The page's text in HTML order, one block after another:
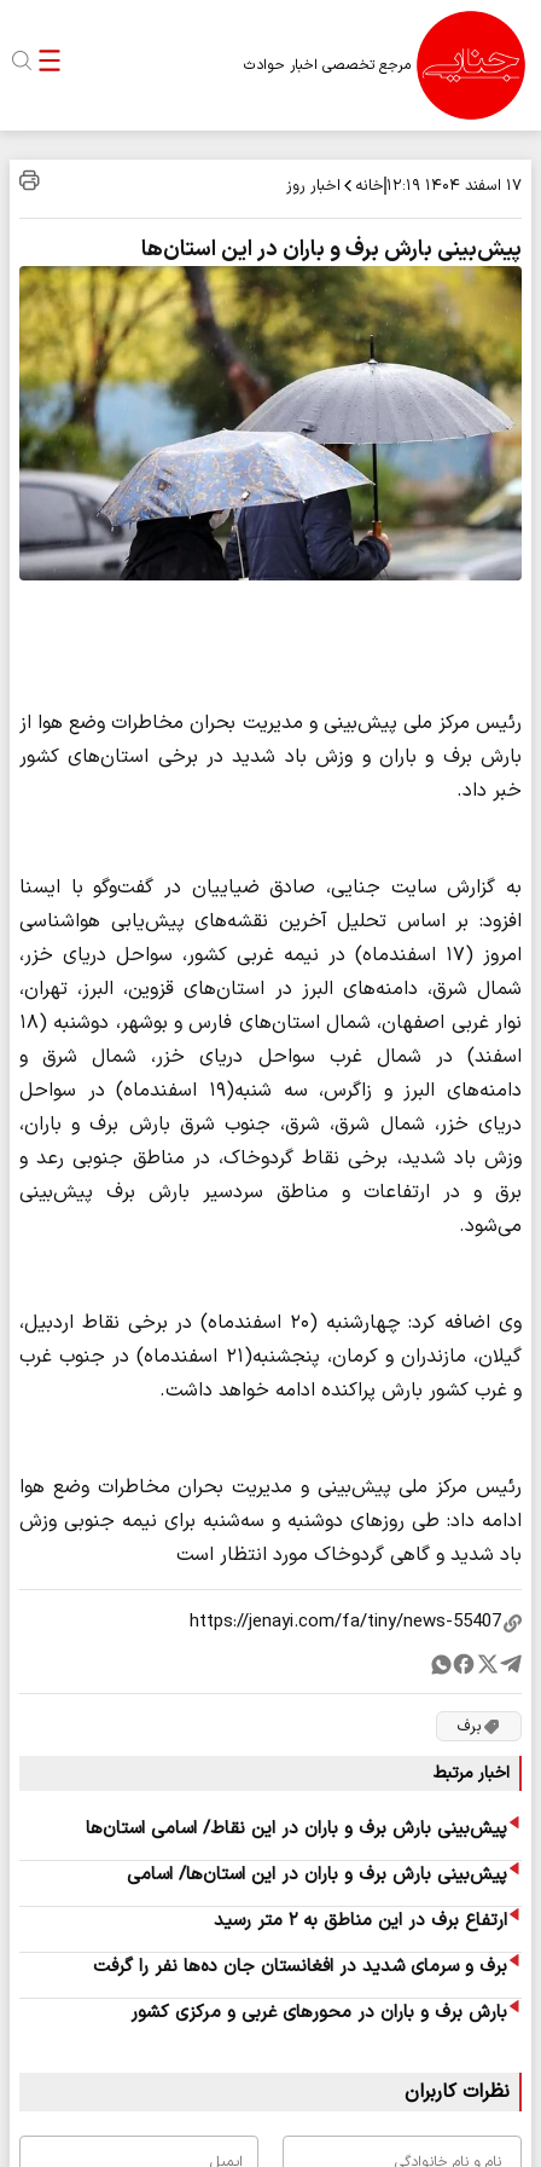
مرجع تخصصی اخبار حوادث
۱۷ اسفند ۱۴۰۴ ۱۲:۱۹ خانه اخبار روز
پیش‌بینی بارش برف و باران در این استان‌ها
رئیس مرکز ملی پیش‌بینی و مدیریت بحران مخاطرات وضع هوا از
بارش برف و باران و وزش باد شدید در برخی استان‌های کشور
خبر داد.
به گزارش سایت جنایی، صادق ضیاییان در گفت‌وگو با ایسنا
افزود: بر اساس تحلیل آخرین نقشه‌های پیش‌یابی هواشناسی
امروز (۱۷ اسفندماه) در نیمه غربی کشور، سواحل دریای خزر،
شمال شرق، دامنه‌های البرز در استان‌های قزوین، البرز، تهران،
نوار غربی اصفهان، شمال استان‌های فارس و بوشهر، دوشنبه (۱۸
اسفند) در شمال غرب سواحل دریای خزر، شمال شرق و
دامنه‌های البرز و زاگرس، سه شنبه(۱۹ اسفندماه) در سواحل
دریای خزر، شمال شرق، شرق، جنوب شرق بارش برف و باران،
وزش باد شدید، برخی نقاط گردوخاک، در مناطق جنوبی رعد و
برق و در ارتفاعات و مناطق سردسیر بارش برف پیش‌بینی
می‌شود.
وی اضافه کرد: چهارشنبه (۲۰ اسفندماه) در برخی نقاط اردبیل،
گیلان، مازندران و کرمان، پنجشنبه(۲۱ اسفندماه) در جنوب غرب
و غرب کشور بارش پراکنده ادامه خواهد داشت.
رئیس مرکز ملی پیش‌بینی و مدیریت بحران مخاطرات وضع هوا
ادامه داد: طی روزهای دوشنبه و سه‌شنبه برای نیمه جنوبی وزش
باد شدید و گاهی گردوخاک مورد انتظار است
برف
اخبار مرتبط
پیش‌بینی بارش برف و باران در این نقاط/ اسامی استان‌ها
پیش‌بینی بارش برف و باران در این استان‌ها/ اسامی
ارتفاع برف در این مناطق به ۲ متر رسید
برف و سرمای شدید در افغانستان جان ده‌ها نفر را گرفت
بارش برف و باران در محورهای غربی و مرکزی کشور
نظرات کاربران